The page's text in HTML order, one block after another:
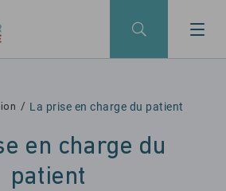
La prise en charge du patient
en charge du
patient